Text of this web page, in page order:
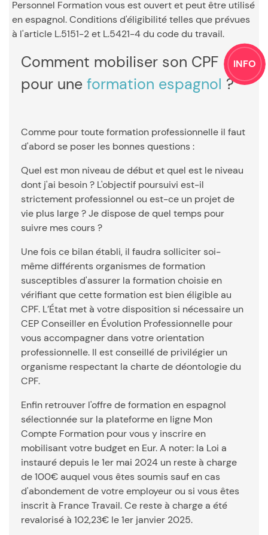
Personnel Formation vous est ouvert et peut être utilisé
en espagnol. Conditions d'éligibilité telles que prévues
à l'article L.5151-2 et L.5421-4 du code du travail.
Comment mobiliser son CPF
pour une formation espagnol ?
Comme pour toute formation professionnelle il faut
d'abord se poser les bonnes questions :
Quel est mon niveau de début et quel est le niveau
dont j'ai besoin ? L'objectif poursuivi est-il
strictement professionnel ou est-ce un projet de
vie plus large ? Je dispose de quel temps pour
suivre mes cours ?
Une fois ce bilan établi, il faudra solliciter soi-
même différents organismes de formation
susceptibles d'assurer la formation choisie en
vérifiant que cette formation est bien éligible au
CPF. L’État met à votre disposition si nécessaire un
CEP Conseiller en Évolution Professionnelle pour
vous accompagner dans votre orientation
professionnelle. Il est conseillé de privilégier un
organisme respectant la charte de déontologie du
CPF.
Enfin retrouver l'offre de formation en espagnol
sélectionnée sur la plateforme en ligne Mon
Compte Formation pour vous y inscrire en
mobilisant votre budget en Eur. A noter: la Loi a
instauré depuis le 1er mai 2024 un reste à charge
de 100€ auquel vous êtes soumis sauf en cas
d'abondement de votre employeur ou si vous êtes
inscrit à France Travail. Ce reste à charge a été
revalorisé à 102,23€ le 1er janvier 2025.
INFO